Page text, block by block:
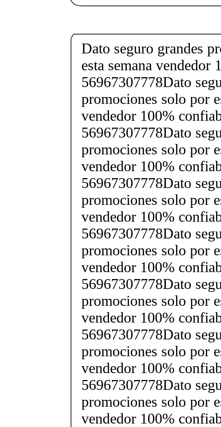
Dato seguro grandes
esta semana vendedor
56967307778Dato
promociones solo por
vendedor 100%
56967307778Dato
promociones solo por
vendedor 100%
56967307778Dato
promociones solo por
vendedor 100%
56967307778Dato
promociones solo por
vendedor 100%
56967307778Dato
promociones solo por
vendedor 100%
56967307778Dato
promociones solo por
vendedor 100%
56967307778Dato
promociones solo por
vendedor 100%